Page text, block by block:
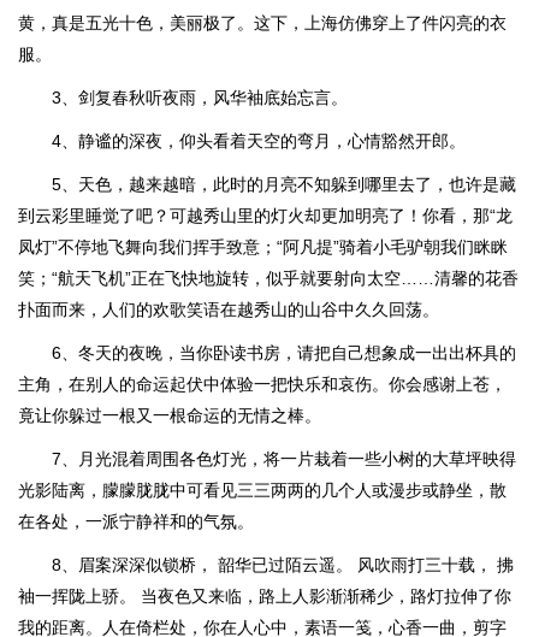
黄，真是五光十色，美丽极了。这下，上海仿佛穿上了件闪亮的衣
服。
3、剑复春秋听夜雨，风华袖底始忘言。
4、静谧的深夜，仰头看着天空的弯月，心情豁然开郎。
5、天色，越来越暗，此时的月亮不知躲到哪里去了，也许是藏
到云彩里睡觉了吧？可越秀山里的灯火却更加明亮了！你看，那“龙
凤灯”不停地飞舞向我们挥手致意；“阿凡提”骑着小毛驴朝我们眯眯
笑；“航天飞机”正在飞快地旋转，似乎就要射向太空……清馨的花香
扑面而来，人们的欢歌笑语在越秀山的山谷中久久回荡。
6、冬天的夜晚，当你卧读书房，请把自己想象成一出出杯具的
主角，在别人的命运起伏中体验一把快乐和哀伤。你会感谢上苍，
竟让你躲过一根又一根命运的无情之棒。
7、月光混着周围各色灯光，将一片栽着一些小树的大草坪映得
光影陆离，朦朦胧胧中可看见三三两两的几个人或漫步或静坐，散
在各处，一派宁静祥和的气氛。
8、眉案深深似锁桥， 韶华已过陌云遥。 风吹雨打三十载， 拂
袖一挥陇上骄。 当夜色又来临，路上人影渐渐稀少，路灯拉伸了你
我的距离。人在倚栏处，你在人心中，素语一笺，心香一曲，剪字